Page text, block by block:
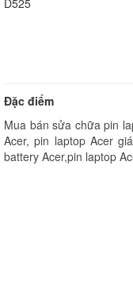
D525
Đặc điểm
Mua bán sửa chữa pin
Acer, pin laptop Acer
battery Acer,pin laptop